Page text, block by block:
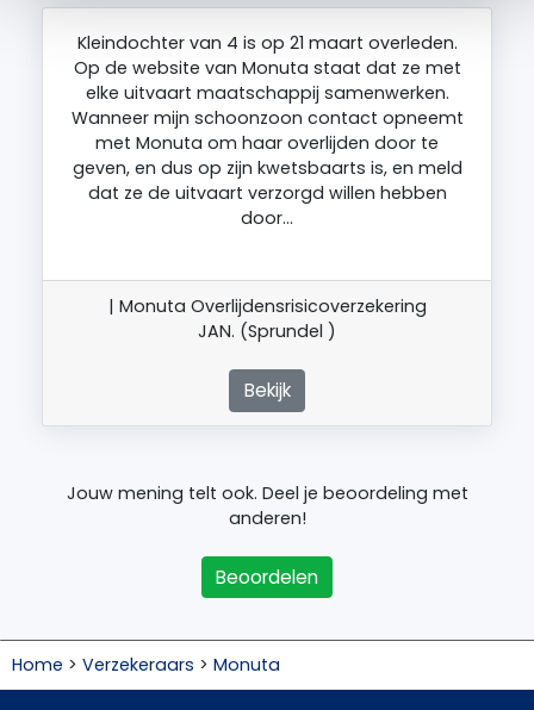
Kleindochter van 4 is op 21 maart overleden.
Op de website van Monuta staat dat ze met
elke uitvaart maatschappij samenwerken.
Wanneer mijn schoonzoon contact opneemt
met Monuta om haar overlijden door te
geven, en dus op zijn kwetsbaarts is, en meld
dat ze de uitvaart verzorgd willen hebben
door…
| Monuta Overlijdensrisicoverzekering
JAN. (Sprundel )
Bekijk
Jouw mening telt ook. Deel je beoordeling met
anderen!
Beoordelen
Home > Verzekeraars > Monuta